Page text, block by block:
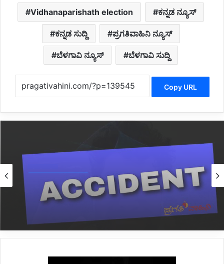
Vidhanaparishath election ಕನ್ನಡ ನ್ಯೂಸ್
ಕನ್ನಡ ಸುದ್ದಿ ಪ್ರಗತಿವಾಹಿನಿ ನ್ಯೂಸ್
ಬೆಳಗಾವಿ ನ್ಯೂಸ್ ಬೆಳಗಾವಿ ಸುದ್ದಿ
Copy URL
3 hours ago
*BREAKING: ಬಸ್ ಪಲ್ಟಿಯಾಗಿ ಓರ್ವ ಯುವಕ ಸಾವು:
ಹಲವರ ಸ್ಥಿತಿ ಗಂಭೀರ*